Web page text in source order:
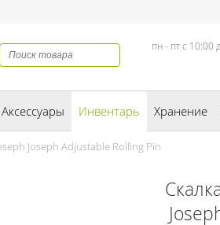
пн - пт с 10:00
Аксессуары Инвентарь Хранение
Joseph Adjustable Rolling Pin